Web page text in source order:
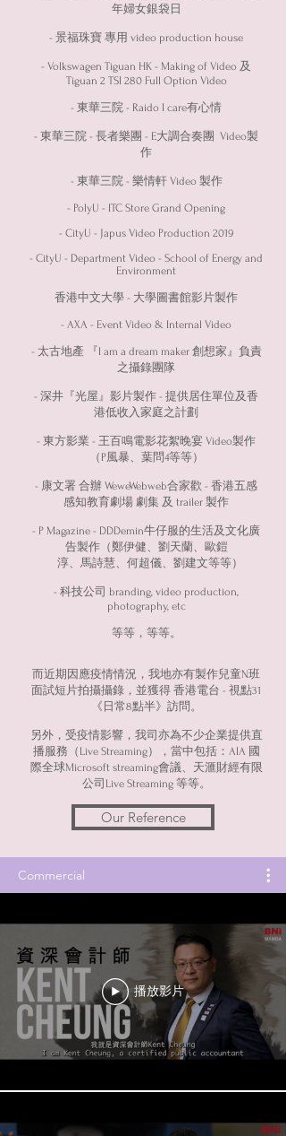
年婦女銀袋日
- 景福珠寶 專用 video production house
- Volkswagen Tiguan HK - Making of Video 及
Tiguan 2 TSI 280 Full Option Video
- 東華三院 - Raido I care有心情
- 東華三院 - 長者樂團 - E大調合奏團 Video製
作
- 東華三院 - 樂情軒 Video 製作
- PolyU - ITC Store Grand Opening
- CityU - Japus Video Production 2019
- CityU - Department Video - School of Energy and
Environment
香港中文大學 - 大學圖書館影片製作
- AXA - Event Video & Internal Video
- 太古地產 『I am a dream maker 創想家』負責
之攝錄團隊
- 深井『光屋』影片製作 - 提供居住單位及香
港低收入家庭之計劃
- 東方影業 - 王百鳴電影花絮晚宴 Video製作
（P風暴、葉問4等等）
- 康文署 合辦 WeweWebweb合家歡 - 香港五感
感知教育劇場 劇集 及 trailer 製作
- P Magazine - DDDemin牛仔服的生活及文化廣
告製作（鄭伊健、劉天蘭、歐鎧
淳、馬詩慧、何超儀、劉建文等等）
- 科技公司 branding, video production,
photography, etc
等等，等等。
而近期因應疫情情況，我地亦有製作兒童N班
面試短片拍攝攝錄，並獲得 香港電台 - 視點31
《日常8點半》訪問。
另外，受疫情影響，我司亦為不少企業提供直
播服務（Live Streaming），當中包括：AIA 國
際全球Microsoft streaming會議、天滙財經有限
公司Live Streaming 等等。
Our Reference
Commercial
播放影片